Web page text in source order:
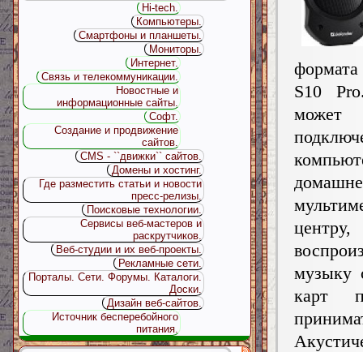
S10
музыку
карт
Hi-tech.
Компьютеры.
Смартфоны и планшеты.
Мониторы.
Интернет.
Связь и телекоммуникации.
Новостные и
информационные сайты.
Софт.
Создание и продвижение
сайтов.
CMS - ``движки`` сайтов.
Домены и хостинг.
Где разместить статьи и новости
пресс-релизы.
Поисковые технологии.
Сервисы веб-мастеров и
раскрутчиков.
Веб-студии и их веб-проекты.
Рекламные сети.
Порталы. Сети. Форумы. Каталоги.
Доски.
Дизайн веб-сайтов.
Источник бесперебойного
питания.